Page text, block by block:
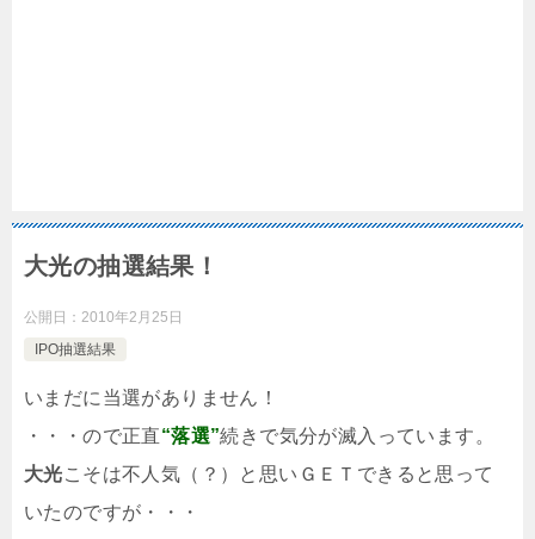
大光の抽選結果！
公開日： 2010年2月25日
IPO抽選結果
いまだに当選がありません！
・・・ので正直“落選”続きで気分が滅入っています。
大光こそは不人気（？）と思いＧＥＴできると思って
いたのですが・・・